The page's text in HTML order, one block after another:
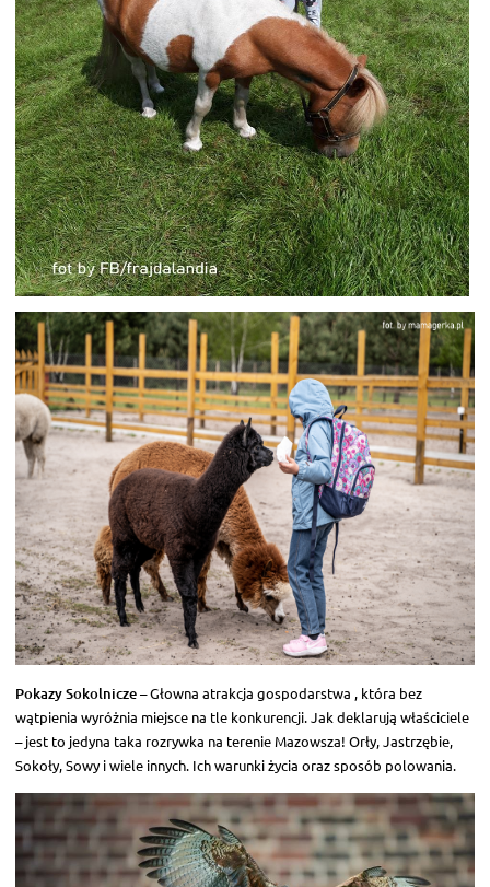
Pokazy Sokolnicze– Głowna atrakcja gospodarstwa , która bez
wątpienia wyróżnia miejsce na tle konkurencji. Jak deklarują właściciele
– jest to jedyna taka rozrywka na terenie Mazowsza! Orły, Jastrzębie,
Sokoły, Sowy i wiele innych. Ich warunki życia oraz sposób polowania.